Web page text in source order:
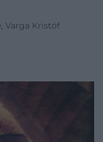
Varga Kristóf